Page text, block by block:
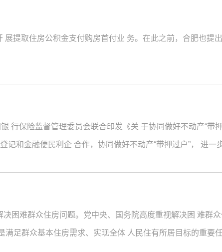
展提取住房公积金支付购房首付业 务。在此之前，合肥也提
行保险监督管理委员会联合印发《关 于协同做好不动产“带
记和金融便民利企 合作，协同做好不动产“带押过户”， 进
困难群众住房问题。党中央、国务院高度重视解决困 难群
满足群众基本住房需求、实现全体 人民住有所居目标的重要